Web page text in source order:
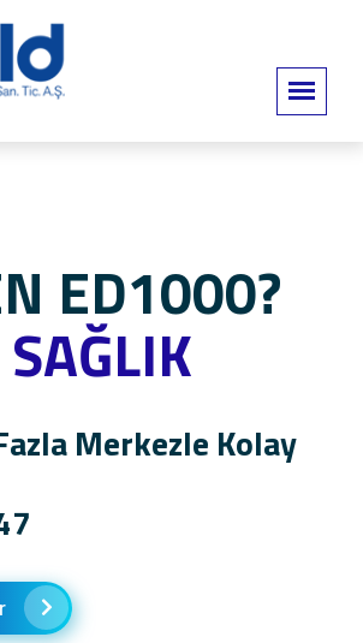
ED1000?
Merkezle Kolay